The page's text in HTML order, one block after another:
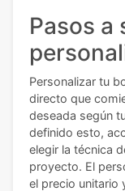
Pasos a
Personalizar tu
directo que
deseada según
definido esto,
elegir la técnica
proyecto. El
el precio unitario